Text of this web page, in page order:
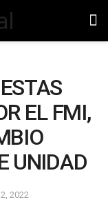
EL FMI,
UNIDAD
2022